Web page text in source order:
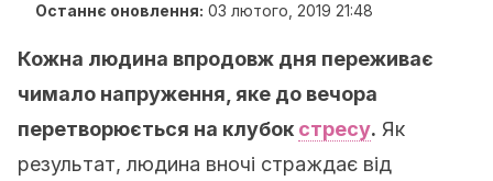
Останнє оновлення: 03 лютого, 2019 21:48
Кожна людина впродовж дня переживає
чимало напруження, яке до вечора
перетворюється на клубок стресу. Як
результат, людина вночі страждає від